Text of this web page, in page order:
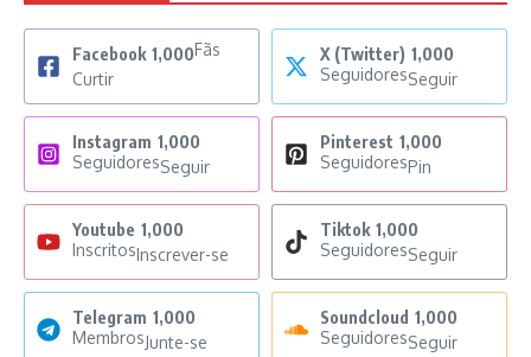
Facebook 1,000Fãs
Curtir
X (Twitter) 1,000
SeguidoresSeguir
Instagram 1,000
SeguidoresSeguir
Pinterest 1,000
SeguidoresPin
Youtube 1,000
InscritosInscrever-se
Tiktok 1,000
SeguidoresSeguir
Telegram 1,000
MembrosJunte-se
Soundcloud 1,000
SeguidoresSeguir